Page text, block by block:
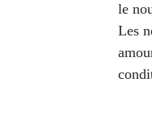
le
Les